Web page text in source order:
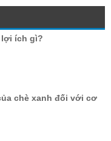
lợi ích gì?
chè xanh đối với cơ